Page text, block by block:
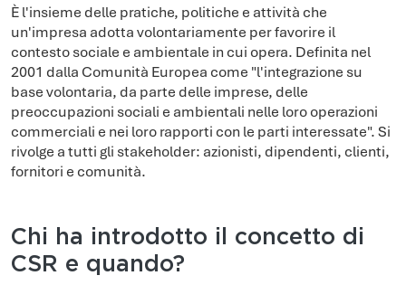
È l'insieme delle pratiche, politiche e attività che
un'impresa adotta volontariamente per favorire il
contesto sociale e ambientale in cui opera. Definita nel
2001 dalla Comunità Europea come "l'integrazione su
base volontaria, da parte delle imprese, delle
preoccupazioni sociali e ambientali nelle loro operazioni
commerciali e nei loro rapporti con le parti interessate". Si
rivolge a tutti gli stakeholder: azionisti, dipendenti, clienti,
fornitori e comunità.
Chi ha introdotto il concetto di
CSR e quando?